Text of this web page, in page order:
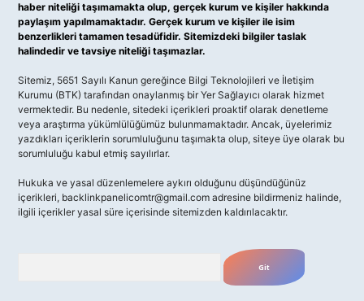
haber niteliği taşımamakta olup, gerçek kurum ve kişiler hakkında
paylaşım yapılmamaktadır. Gerçek kurum ve kişiler ile isim
benzerlikleri tamamen tesadüfidir. Sitemizdeki bilgiler taslak
halindedir ve tavsiye niteliği taşımazlar.
Sitemiz, 5651 Sayılı Kanun gereğince Bilgi Teknolojileri ve İletişim
Kurumu (BTK) tarafından onaylanmış bir Yer Sağlayıcı olarak hizmet
vermektedir. Bu nedenle, sitedeki içerikleri proaktif olarak denetleme
veya araştırma yükümlülüğümüz bulunmamaktadır. Ancak, üyelerimiz
yazdıkları içeriklerin sorumluluğunu taşımakta olup, siteye üye olarak bu
sorumluluğu kabul etmiş sayılırlar.
Hukuka ve yasal düzenlemelere aykırı olduğunu düşündüğünüz
içerikleri, backlinkpanelicomtr@gmail.com adresine bildirmeniz halinde,
ilgili içerikler yasal süre içerisinde sitemizden kaldırılacaktır.